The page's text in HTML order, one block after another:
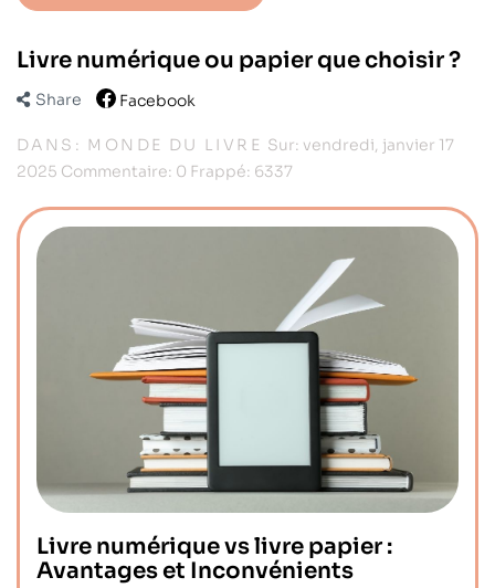
Livre numérique ou papier que choisir ?
Share Facebook
DANS: MONDE DU LIVRE Sur: vendredi, janvier 17
2025 Commentaire: 0 Frappé: 6337
Livre numérique vs livre papier :
Avantages et Inconvénients